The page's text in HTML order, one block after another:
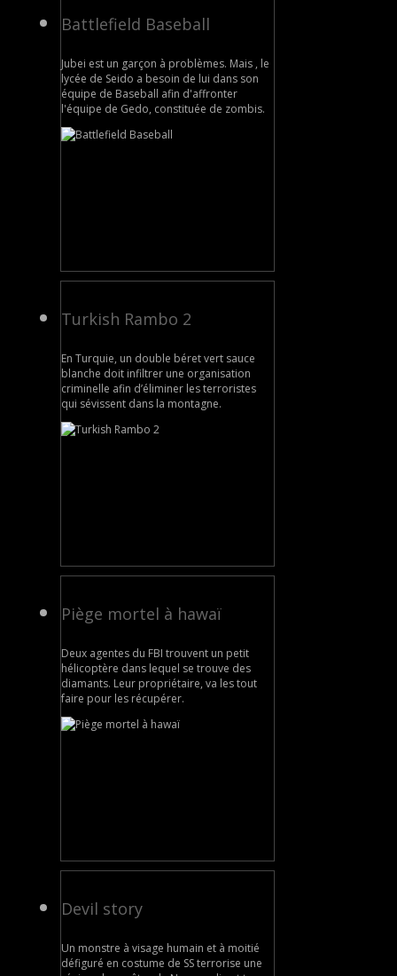
Battlefield Baseball
Jubei est un garçon à problèmes. Mais , le
lycée de Seido a besoin de lui dans son
équipe de Baseball afin d'affronter
l'équipe de Gedo, constituée de zombis.
Turkish Rambo 2
En Turquie, un double béret vert sauce
blanche doit infiltrer une organisation
criminelle afin d’éliminer les terroristes
qui sévissent dans la montagne.
Piège mortel à hawaï
Deux agentes du FBI trouvent un petit
hélicoptère dans lequel se trouve des
diamants. Leur propriétaire, va les tout
faire pour les récupérer.
Devil story
Un monstre à visage humain et à moitié
défiguré en costume de SS terrorise une